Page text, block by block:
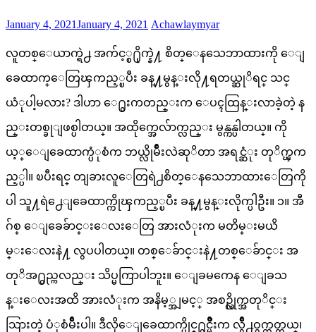
Posted
January 4, 2021January 4, 2021 Author
Achawlaymyar
လူတစ္ေယာက္ရဲ႕ အက်င့္စ႐ိုက္နဲဲ႔ စိတ္ေနသေဘာထားကို ေျ
ခေထာက္ေတြၾကည့္ၿပီး ခန္႔မွန္းလို႔ရတယ္ဆုိရင္ သင္
ယံုပါ့မလား? ဒါဟာ ေ႐ွးကတည္းက ေပၚထြန္းလာခဲ့တဲ့ န
ည္းတစ္ခုျဖစ္ပါတယ္။ အထိုက္အေလ်ာက္လည္း မွန္ကန္ပါတယ္။ ကို
ယ့္ေျခေထာက္ပံုစံက ဘယ္လိုမ်ိဳးလဲဆုိတာ အရင္ဆံုး တုိက္ၾက
ည့္ပါ။ ၿပီးရင္ တျခားလူေတြရဲ႕စိတ္ေနသေဘာထားေတြကို
ပါ သူ႔ရဲ႕ေျခေထာက္ကိုၾကည့္ၿပီး ခန္႔မွန္းလိုက္ပါဦး။ ၁။ အီ
ဂ်စ္ ေျခေခ်ာင္းေလးေတြ အားလံုးက မတိမ္းမယိ
မ္းေလးနဲ႔ လွပပါတယ္။ တစ္ေခ်ာင္းနဲ႔တစ္ေခ်ာင္း အ
တုိအ႐ွည္ကလည္း သိပ္မကြာပါဘူး။ ေျခမကေန ေျခသ
န္းေလးအထိ အားလံုးက အနိမ့္အျမင့္ အစဥ္လိုက္အတုိင္း
သြားတဲ့ ပံုစံမ်ိဳးပါ။ ဒီလိုေျခေထာက္ပိုင္႐ွင္မ်ိဳးက လွ်ိဳ႕ဝွက္တတ္တယ္၊